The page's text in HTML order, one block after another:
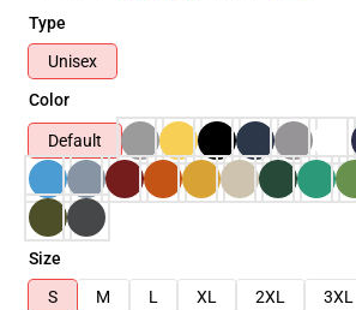
Type
Unisex
Color
Default
Size
S
M L XL 2XL 3XL